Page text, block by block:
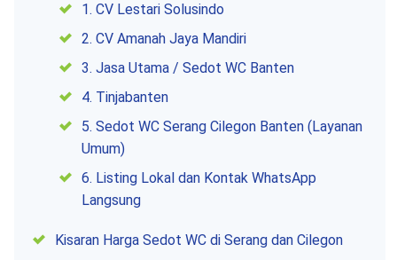
1. CV Lestari Solusindo
2. CV Amanah Jaya Mandiri
3. Jasa Utama / Sedot WC Banten
4. Tinjabanten
5. Sedot WC Serang Cilegon Banten (Layanan
Umum)
6. Listing Lokal dan Kontak WhatsApp
Langsung
Kisaran Harga Sedot WC di Serang dan Cilegon